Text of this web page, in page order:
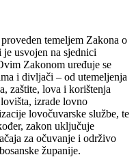
temeljem Zakona o
usvojen na sjednici
Zakonom uređuje se
i divljači – od utemeljenja
zaštite, lova i korištenja
izrade lovno
lovočuvarske službe, te
zakon uključuje
za očuvanje i održivo
županije.